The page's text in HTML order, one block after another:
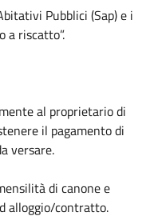
Pubblici (Sap) e i
a riscatto”.
al proprietario di
il pagamento di
versare.
di canone e
alloggio/contratto.